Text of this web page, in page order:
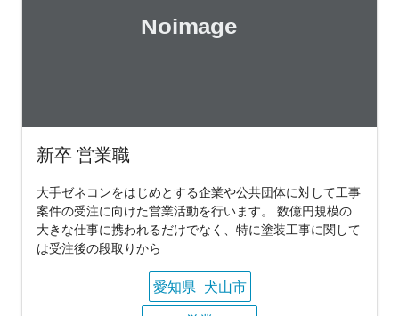
新卒 営業職
大手ゼネコンをはじめとする企業や公共団体に対して工事
案件の受注に向けた営業活動を行います。 数億円規模の
大きな仕事に携われるだけでなく、特に塗装工事に関して
は受注後の段取りから
愛知県 犬山市